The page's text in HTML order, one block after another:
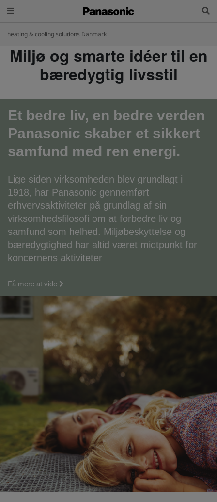
heating & cooling solutions Danmark
Miljø og smarte idéer til en
bæredygtig livsstil
Et bedre liv, en bedre verden
Panasonic skaber et sikkert
samfund med ren energi.
Lige siden virksomheden blev grundlagt i
1918, har Panasonic gennemført
erhvervsaktiviteter på grundlag af sin
virksomhedsfilosofi om at forbedre liv og
samfund som helhed. Miljøbeskyttelse og
bæredygtighed har altid været midtpunkt for
koncernens aktiviteter
Få mere at vide